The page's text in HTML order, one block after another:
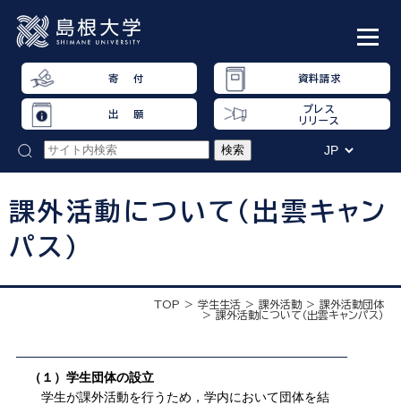
寄 付 資料請求
出 願
プレス
リリース
課外活動について（出雲キャン
パス）
TOP 学生生活 課外活動
課外活動団体
課外活動について（出雲キャンパス）
（１）学生団体の設立
学生が課外活動を行うため，学内において団体を結